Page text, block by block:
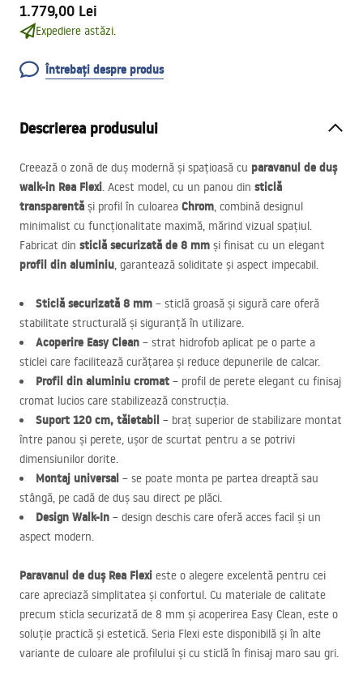
1.779,00 Lei
Expediere astăzi.
Întrebați despre produs
Descrierea produsului
Creează o zonă de duș modernă și spațioasă cu paravanul de duș
walk-in Rea Flexi. Acest model, cu un panou din sticlă
transparentă și profil în culoarea Chrom, combină designul
minimalist cu funcționalitate maximă, mărind vizual spațiul.
Fabricat din sticlă securizată de 8 mm și finisat cu un elegant
profil din aluminiu, garantează soliditate și aspect impecabil.
Sticlă securizată 8 mm – sticlă groasă și sigură care oferă
stabilitate structurală și siguranță în utilizare.
Acoperire Easy Clean – strat hidrofob aplicat pe o parte a
sticlei care facilitează curățarea și reduce depunerile de calcar.
Profil din aluminiu cromat – profil de perete elegant cu finisaj
cromat lucios care stabilizează construcția.
Suport 120 cm, tăietabil – braț superior de stabilizare montat
între panou și perete, ușor de scurtat pentru a se potrivi
dimensiunilor dorite.
Montaj universal – se poate monta pe partea dreaptă sau
stângă, pe cadă de duș sau direct pe plăci.
Design Walk-In – design deschis care oferă acces facil și un
aspect modern.
Paravanul de duș Rea Flexi este o alegere excelentă pentru cei
care apreciază simplitatea și confortul. Cu materiale de calitate
precum sticla securizată de 8 mm și acoperirea Easy Clean, este o
soluție practică și estetică. Seria Flexi este disponibilă și în alte
variante de culoare ale profilului și cu sticlă în finisaj maro sau gri.